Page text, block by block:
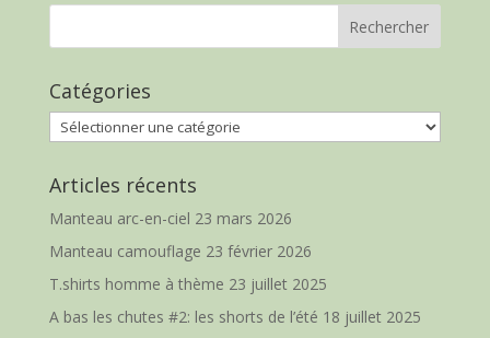
Catégories
Catégories
Articles récents
Manteau arc-en-ciel 23 mars 2026
Manteau camouflage 23 février 2026
T.shirts homme à thème 23 juillet 2025
A bas les chutes #2: les shorts de l’été 18 juillet 2025